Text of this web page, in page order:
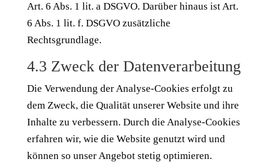
Art. 6 Abs. 1 lit. a DSGVO. Darüber hinaus ist Art.
6 Abs. 1 lit. f. DSGVO zusätzliche
Rechtsgrundlage.
4.3 Zweck der Datenverarbeitung
Die Verwendung der Analyse-Cookies erfolgt zu
dem Zweck, die Qualität unserer Website und ihre
Inhalte zu verbessern. Durch die Analyse-Cookies
erfahren wir, wie die Website genutzt wird und
können so unser Angebot stetig optimieren.